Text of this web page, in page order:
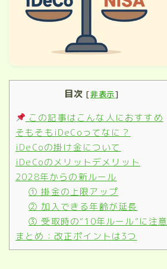
目次 [非表示]
この記事はこんな人におすすめ
そもそもiDeCoってなに？
iDeCoの掛け金について
iDeCoのメリットデメリット
2028年からの新ルール
① 掛金の上限アップ
② 加入できる年齢が延長
③ 受取時の“10年ルール”に注意
まとめ：改正ポイントは3つ